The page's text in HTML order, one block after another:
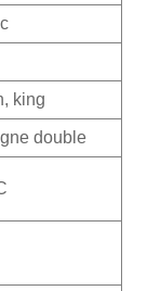
king
double